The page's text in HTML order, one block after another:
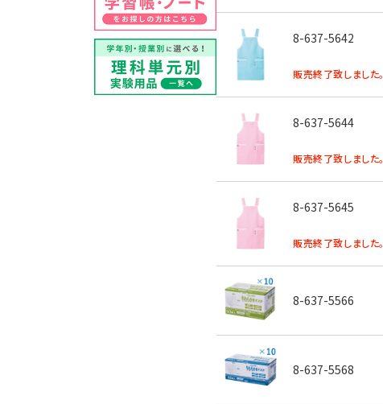
8-637-5642
販売終了致しました。
8-637-5644
販売終了致しました。
8-637-5645
販売終了致しました。
8-637-5566
8-637-5568